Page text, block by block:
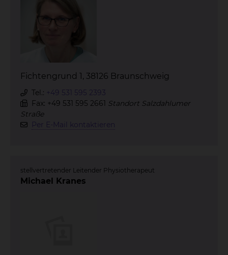
Fichtengrund 1, 38126 Braunschweig
Tel.: +49 531 595 2393
Fax: +49 531 595 2661 Standort Salzdahlumer
Straße
Per E-Mail kontaktieren
stellvertretender Leitender Physiotherapeut
Michael Kranes